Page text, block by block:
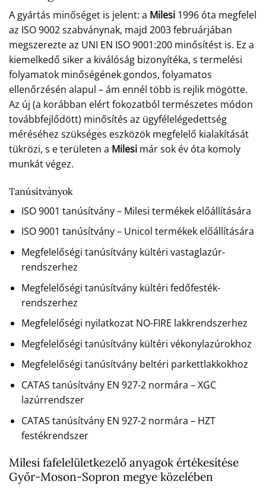
A gyártás minőséget is jelent: a Milesi 1996 óta megfelel
az ISO 9002 szabványnak, majd 2003 februárjában
megszerezte az UNI EN ISO 9001:200 minősítést is. Ez a
kiemelkedő siker a kiválóság bizonyítéka, s termelési
folyamatok minőségének gondos, folyamatos
ellenőrzésén alapul – ám ennél több is rejlik mögötte.
Az új (a korábban elért fokozatból természetes módon
továbbfejlődött) minősítés az ügyfélelégedettség
méréséhez szükséges eszközök megfelelő kialakítását
tükrözi, s e területen a Milesi már sok év óta komoly
munkát végez.
Tanúsítványok
ISO 9001 tanúsítvány – Milesi termékek előállítására
ISO 9001 tanúsítvány – Unicol termékek előállítására
Megfelelőségi tanúsítvány kültéri vastaglazúr-
rendszerhez
Megfelelőségi tanúsítvány kültéri fedőfesték-
rendszerhez
Megfelelőségi nyilatkozat NO-FIRE lakkrendszerhez
Megfelelőségi tanúsítvány kültéri vékonylazúrokhoz
Megfelelőségi tanúsítvány beltéri parkettlakkokhoz
CATAS tanúsítvány EN 927-2 normára – XGC
lazúrrendszer
CATAS tanúsítvány EN 927-2 normára – HZT
festékrendszer
Milesi fafelelületkezelő anyagok értékesítése
Győr-Moson-Sopron megye közelében